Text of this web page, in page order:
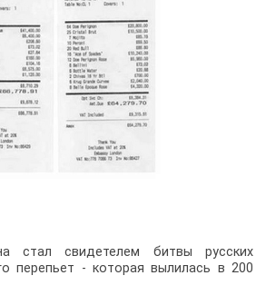
стал свидетелем битвы русских
перепьет - которая вылилась в 200